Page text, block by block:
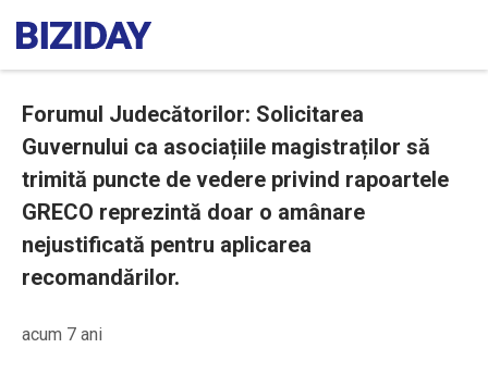
Forumul Judecătorilor: Solicitarea
Guvernului ca asociațiile magistraților să
trimită puncte de vedere privind rapoartele
GRECO reprezintă doar o amânare
nejustificată pentru aplicarea
recomandărilor.
acum 7 ani